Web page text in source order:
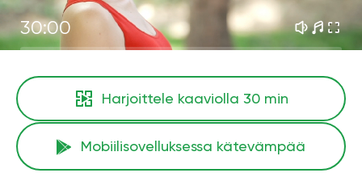
30:00
Harjoittele kaaviolla 30 min
Mobiilisovelluksessa kätevämpää